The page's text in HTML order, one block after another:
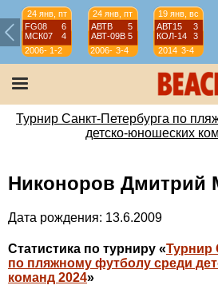
24 янв, пт
FG08
6
МСК07
4
2006-
07
1-2
24 янв, пт
АВТВ
5
АВТ-09B 5
2006-
07
3-4
19 янв, вс
АВТ15
3
КОЛ-14
3
2014 3-4
Турнир Санкт-Петербурга по
детско-юношеских
Никоноров Дмитрий
Дата рождения: 13.6.2009
Статистика по турниру «Турнир
по пляжному футболу среди
команд 2024»